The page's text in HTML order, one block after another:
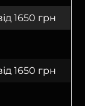
1650 грн
1650 грн